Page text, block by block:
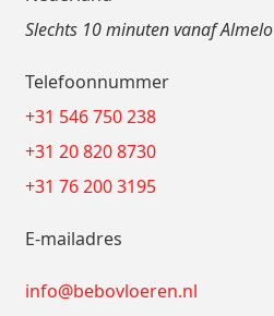
Slechts 10 minuten vanaf Almelo
Telefoonnummer
+31 546 750 238
+31 20 820 8730
+31 76 200 3195
E-mailadres
info@bebovloeren.nl